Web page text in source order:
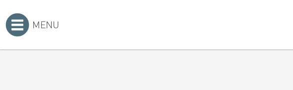
MENU